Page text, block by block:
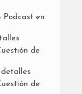
Podcast en
de
de